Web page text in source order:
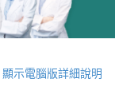
顯示電腦版詳細說明